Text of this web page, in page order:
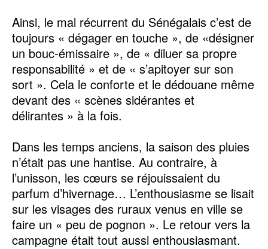
Ainsi, le mal récurrent du Sénégalais c’est de
toujours « dégager en touche », de «désigner
un bouc-émissaire », de « diluer sa propre
responsabilité » et de « s’apitoyer sur son
sort ». Cela le conforte et le dédouane même
devant des « scènes sidérantes et
délirantes » à la fois.
Dans les temps anciens, la saison des pluies
n’était pas une hantise. Au contraire, à
l’unisson, les cœurs se réjouissaient du
parfum d’hivernage… L’enthousiasme se lisait
sur les visages des ruraux venus en ville se
faire un « peu de pognon ». Le retour vers la
campagne était tout aussi enthousiasmant.